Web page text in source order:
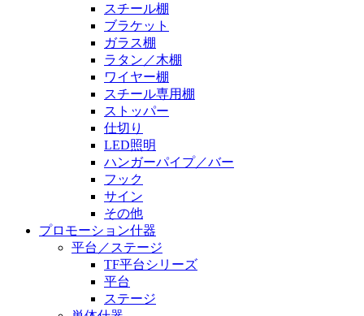
スチール棚
ブラケット
ガラス棚
ラタン／木棚
ワイヤー棚
スチール専用棚
ストッパー
仕切り
LED照明
ハンガーパイプ／バー
フック
サイン
その他
プロモーション什器
平台／ステージ
TF平台シリーズ
平台
ステージ